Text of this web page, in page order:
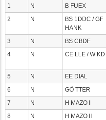
1 N B FUEX
2
N
BS 1DDC / GF
HANK
3
N BS CBDF
4
N CE LLE / W KD
5
N EE DIAL
6
N GÖ TTER
7
N H MAZO I
8
N H MAZO II